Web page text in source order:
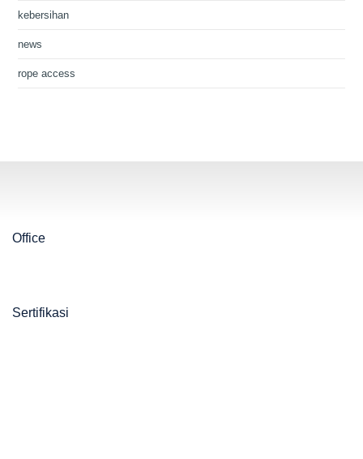
kebersihan
news
rope access
Office
Sertifikasi